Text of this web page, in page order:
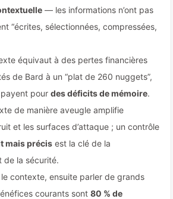
— les informations n’ont pas
“écrites, sélectionnées, compressées,
équivaut à des pertes financières
de Bard à un “plat de 260 nuggets”,
pour des déficits de mémoire.
de manière aveugle amplifie
et les surfaces d’attaque ; un contrôle
mais précis est la clé de la
de la sécurité.
le contexte, ensuite parler de grands
courants sont 80 % de